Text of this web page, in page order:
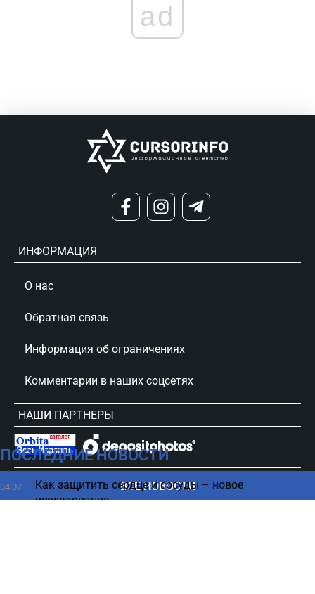
ПОСЛЕДНИЕ НОВОСТИ
04:07
Как защитить сердце и сосуды – новое
исследование
ВСЕ НОВОСТИ
ad
ИНФОРМАЦИЯ
О нас
Обратная связь
Информация об ограничениях
Комментарии в наших соцсетях
НАШИ ПАРТНЕРЫ
сursorinfo.co.il © Все права защищены